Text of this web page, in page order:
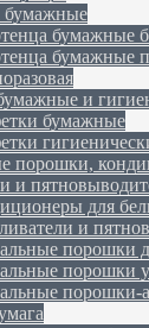
бумажные
бумажные
бумажные
и
бумажные
порошки,
и
для
и
порошки
порошки
порошки-